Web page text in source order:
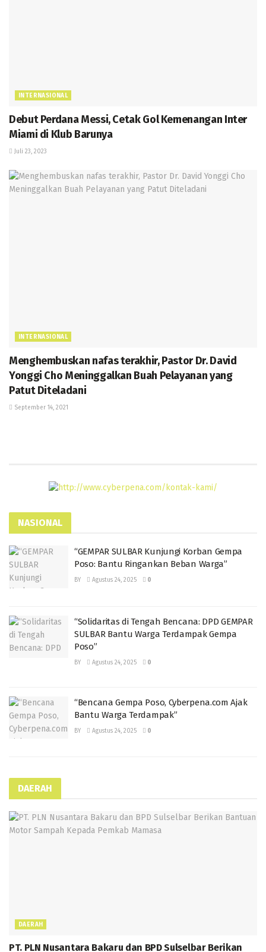
INTERNASIONAL
Debut Perdana Messi, Cetak Gol Kemenangan Inter
Miami di Klub Barunya
Juli 23, 2023
INTERNASIONAL
Menghembuskan nafas terakhir, Pastor Dr. David
Yonggi Cho Meninggalkan Buah Pelayanan yang
Patut Diteladani
September 14, 2021
NASIONAL
“GEMPAR SULBAR Kunjungi Korban Gempa
Poso: Bantu Ringankan Beban Warga”
BY Agustus 24, 2025 0
“Solidaritas di Tengah Bencana: DPD GEMPAR
SULBAR Bantu Warga Terdampak Gempa
Poso”
BY Agustus 24, 2025 0
“Bencana Gempa Poso, Cyberpena.com Ajak
Bantu Warga Terdampak”
BY Agustus 24, 2025 0
DAERAH
DAERAH
PT. PLN Nusantara Bakaru dan BPD Sulselbar Berikan